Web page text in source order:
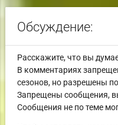
Обсуждение:
Расскажите, что вы
В комментариях
сезонов, но разрешены
Запрещены сообщения,
Сообщения не по теме